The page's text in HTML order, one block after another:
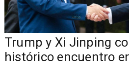
Trump y Xi Jinping
histórico encuentro